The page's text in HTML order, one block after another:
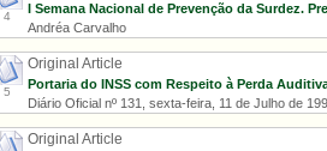
4
I Semana Nacional de Prevenção da Surdez.
Andréa Carvalho
5
Original Article
Portaria do INSS com Respeito à Perda
Diário Oficial nº 131, sexta-feira, 11 de Julho de
Original Article